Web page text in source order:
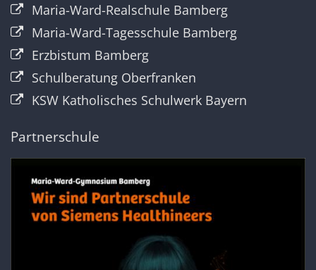
Maria-Ward-Realschule Bamberg
Maria-Ward-Tagesschule Bamberg
Erzbistum Bamberg
Schulberatung Oberfranken
KSW Katholisches Schulwerk Bayern
Partnerschule